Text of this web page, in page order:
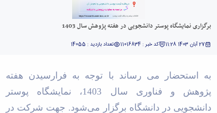
برگزاری نمایشگاه پوستر دانشجویی در هفته پژوهش سال 1403
27 آبان 1403 11:28 کد خبر : 11016834 تعداد بازدید : 14055
به استحضار می رساند با توجه به فرارسیدن هفته
پژوهش و فناوری سال 1403، نمایشگاه پوستر
دانشجویی در دانشگاه برگزار می‌شود. جهت شرکت در